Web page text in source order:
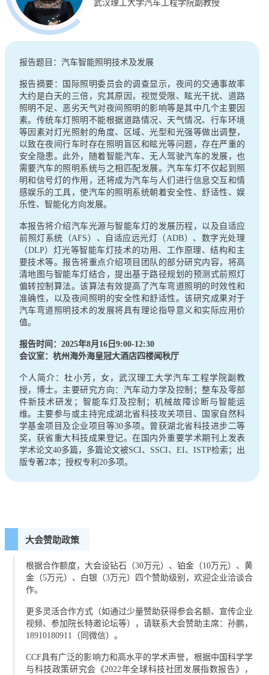
武汉理工大学汽车工程学院副教授
报告题目：汽车智能照明技术及发展
报告摘要：国际照明委员会的调查显示，夜间的交通事故率
大约是白天的三倍，究其原因，视觉受限、眩光干扰、道路
照明不足、恶劣天气对夜间照明的影响等是其中几个主要因
素。传统车灯照明不能根据道路情况、天气情况、行车环境
等因素对灯光照射的角度、区域、光型和光强等做出调整，
以致在夜间行车时存在照明盲区和眩光等问题，存在严重的
安全隐患。此外，随着智能汽车、无人驾驶汽车的发展，也
需要汽车的照明系统与之相匹配发展。汽车车灯不仅起到照
明和信号灯的作用，还将成为汽车与人们进行信息交互和情
感娱乐的工具，使汽车的照明系统朝着安全性、舒适性、娱
乐性、智能化方向发展。
本报告将介绍汽车光源与智能车灯的发展历程，以及自适应
前照灯系统（AFS）、自适应远光灯（ADB）、数字光处理
（DLP）灯光等智能车灯技术的功用、工作原理、结构和主
要技术等。报告将重点介绍项目团队的部分研究内容，将高
清地图与智能车灯结合，提出基于路径规划的预测式前照灯
偏转控制算法。该算法有效提高了汽车弯道照明的时效性和
准确性，以及夜间照明的安全性和舒适性。该研究成果对于
汽车弯道照明技术的发展将具有理论指导意义和实际应用价
值。
报告时间：2025年8月16日9:00-12:30
会议室：杭州海外海皇冠大酒店四楼闻秋厅
个人简介：杜小芳，女，武汉理工大学汽车工程学院副教
授，博士。主要研究方向：汽车动力学及控制；整车及零部
件新技术研发；智能车灯及控制；机械故障诊断与智能运
维。主要参与或主持完成湖北省科技攻关项目、国家自然科
学基金项目及企业项目等30多项。曾获湖北省科技进步二等
奖，获省重大科技成果登记。在国内外重要学术期刊上发表
学术论文40多篇，多篇论文被SCI、SSCI、EI、ISTP检索；出
版专著2本；授权专利20多项。
大会赞助政策
根据合作额度，大会设钻石（30万元）、铂金（10万元）、黄
金（5万元）、白银（3万元）四个赞助级别，欢迎企业洽谈合
作。
更多灵活合作方式（如通过少量赞助获得参会名额、宣传企业
视频、参加院长特邀论坛等），请联系大会赞助主席：孙鹏，
18910180911（同微信）。
CCF具有广泛的影响力和高水平的学术声誉，根据中国科学学
与科技政策研究会《2022年全球科技社团发展指数报告》，